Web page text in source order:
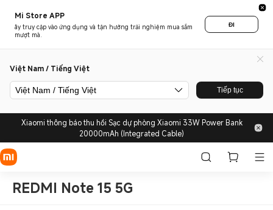
Mi Store APP
ãy truy cập vào ứng dụng và tận hưởng trải nghiệm mua sắm
mượt mà.
ĐI
Việt Nam / Tiếng Việt
Việt Nam / Tiếng Việt Tiếp tục
Xiaomi thông báo thu hồi Sạc dự phòng Xiaomi 33W Power Bank
20000mAh (Integrated Cable)
REDMI Note 15 5G